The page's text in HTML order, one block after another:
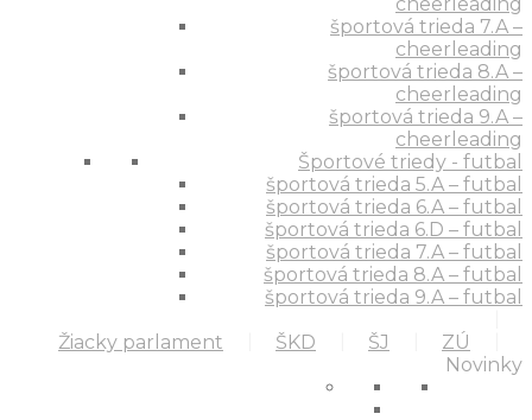
športová trieda 7.A –
cheerleading
športová trieda 8.A –
cheerleading
športová trieda 9.A –
cheerleading
Športové triedy - futbal
športová trieda 5.A – futbal
športová trieda 6.A – futbal
športová trieda 6.D – futbal
športová trieda 7.A – futbal
športová trieda 8.A – futbal
športová trieda 9.A – futbal
Žiacky parlament
ŠKD ŠJ ZÚ
Novinky